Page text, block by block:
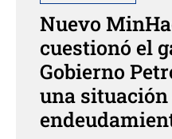
Nuevo
cuestionó el
Gobierno
una situación